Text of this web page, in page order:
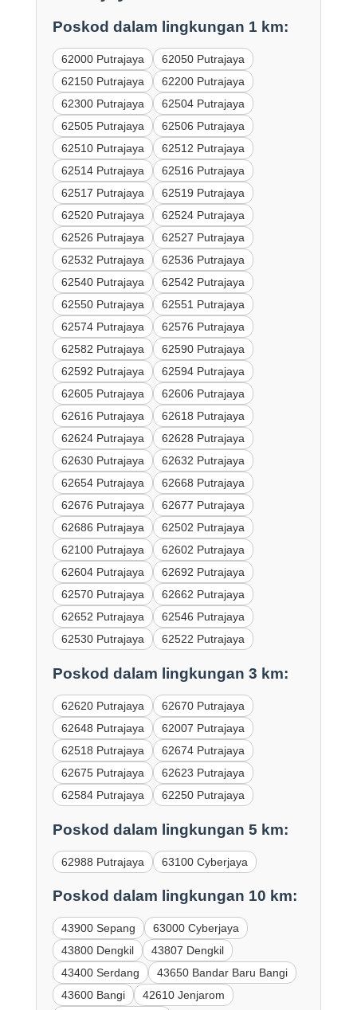
Poskod dalam lingkungan 1 km:
62000 Putrajaya
62050 Putrajaya
62150 Putrajaya
62200 Putrajaya
62300 Putrajaya
62504 Putrajaya
62505 Putrajaya
62506 Putrajaya
62510 Putrajaya
62512 Putrajaya
62514 Putrajaya
62516 Putrajaya
62517 Putrajaya
62519 Putrajaya
62520 Putrajaya
62524 Putrajaya
62526 Putrajaya
62527 Putrajaya
62532 Putrajaya
62536 Putrajaya
62540 Putrajaya
62542 Putrajaya
62550 Putrajaya
62551 Putrajaya
62574 Putrajaya
62576 Putrajaya
62582 Putrajaya
62590 Putrajaya
62592 Putrajaya
62594 Putrajaya
62605 Putrajaya
62606 Putrajaya
62616 Putrajaya
62618 Putrajaya
62624 Putrajaya
62628 Putrajaya
62630 Putrajaya
62632 Putrajaya
62654 Putrajaya
62668 Putrajaya
62676 Putrajaya
62677 Putrajaya
62686 Putrajaya
62502 Putrajaya
62100 Putrajaya
62602 Putrajaya
62604 Putrajaya
62692 Putrajaya
62570 Putrajaya
62662 Putrajaya
62652 Putrajaya
62546 Putrajaya
62530 Putrajaya
62522 Putrajaya
Poskod dalam lingkungan 3 km:
62620 Putrajaya
62670 Putrajaya
62648 Putrajaya
62007 Putrajaya
62518 Putrajaya
62674 Putrajaya
62675 Putrajaya
62623 Putrajaya
62584 Putrajaya
62250 Putrajaya
Poskod dalam lingkungan 5 km:
62988 Putrajaya 63100 Cyberjaya
Poskod dalam lingkungan 10 km:
43900 Sepang
63000 Cyberjaya
43800 Dengkil
43807 Dengkil
43400 Serdang
43650 Bandar Baru Bangi
43600 Bangi
42610 Jenjarom